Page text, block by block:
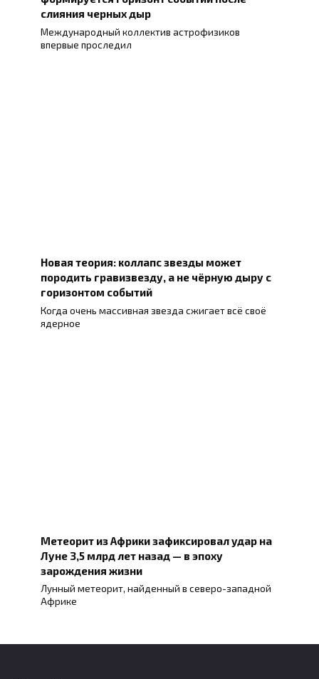
слияния черных дыр
Международный коллектив астрофизиков
впервые проследил
Новая теория: коллапс звезды может
породить гравизвезду, а не чёрную дыру с
горизонтом событий
Когда очень массивная звезда сжигает всё своё
ядерное
Метеорит из Африки зафиксировал удар на
Луне 3,5 млрд лет назад — в эпоху
зарождения жизни
Лунный метеорит, найденный в северо-западной
Африке